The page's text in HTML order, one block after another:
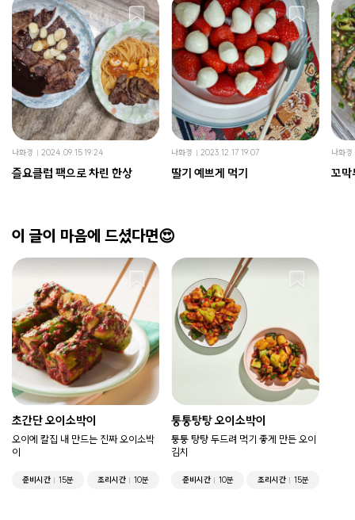
나화경 2024.09.15 19:24
즐요클럽 팩으로 차린 한상
나화경 2023.12.17 19:07
딸기 예쁘게 먹기
나화경
꼬막
이 글이 마음에 드셨다면😍
초간단 오이소박이
오이에 칼집 내 만드는 진짜 오이소박
이
준비시간 15분 조리시간 10분
퉁퉁탕탕 오이소박이
퉁퉁 탕탕 두드려 먹기 좋게 만든 오이
김치
준비시간 10분 조리시간 15분